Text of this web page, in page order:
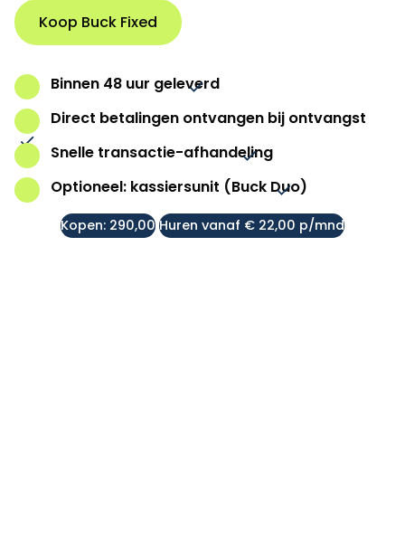
Koop Buck Fixed
Binnen 48 uur geleverd
Direct betalingen ontvangen bij ontvangst
Snelle transactie-afhandeling
Optioneel: kassiersunit (Buck Duo)
Kopen: 290,00 Huren vanaf € 22,00 p/mnd